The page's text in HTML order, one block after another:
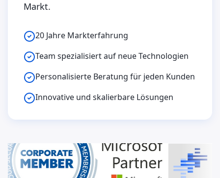
Markt.
20 Jahre Markterfahrung
Team spezialisiert auf neue Technologien
Personalisierte Beratung für jeden Kunden
Innovative und skalierbare Lösungen